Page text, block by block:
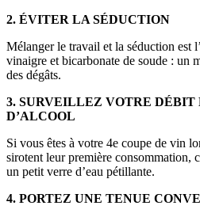
2. ÉVITER LA SÉDUCTION
Mélanger le travail et la séduction est
vinaigre et bicarbonate de soude : un
des dégâts.
3. SURVEILLEZ VOTRE DÉBIT
D’ALCOOL
Si vous êtes à votre 4e coupe de vin
sirotent leur première consommation,
un petit verre d’eau pétillante.
4. PORTEZ UNE TENUE